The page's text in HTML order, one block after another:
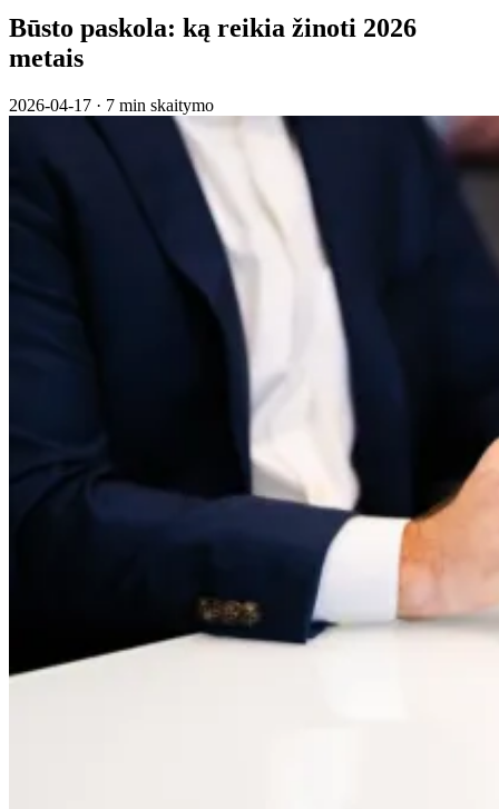
Būsto paskola: ką reikia žinoti 2026
metais
2026-04-17 · 7 min skaitymo